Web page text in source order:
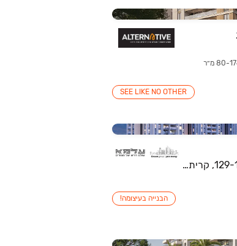
SEE LIKE NO OTHER
שדרות לוי אשכול 129-181, קרית אונו
הבנייה בעיצומה!